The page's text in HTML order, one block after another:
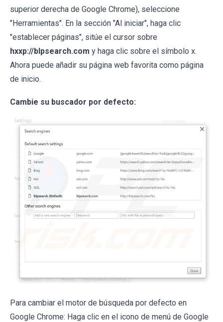
superior derecha de Google Chrome), seleccione
"Herramientas". En la sección "Al iniciar", haga clic
"establecer páginas", sitúe el cursor sobre
hxxp://blpsearch.com y haga clic sobre el símbolo x.
Ahora puede añadir su página web favorita como página
de inicio.
Cambie su buscador por defecto:
Para cambiar el motor de búsqueda por defecto en
Google Chrome: Haga clic en el icono de menú de Google